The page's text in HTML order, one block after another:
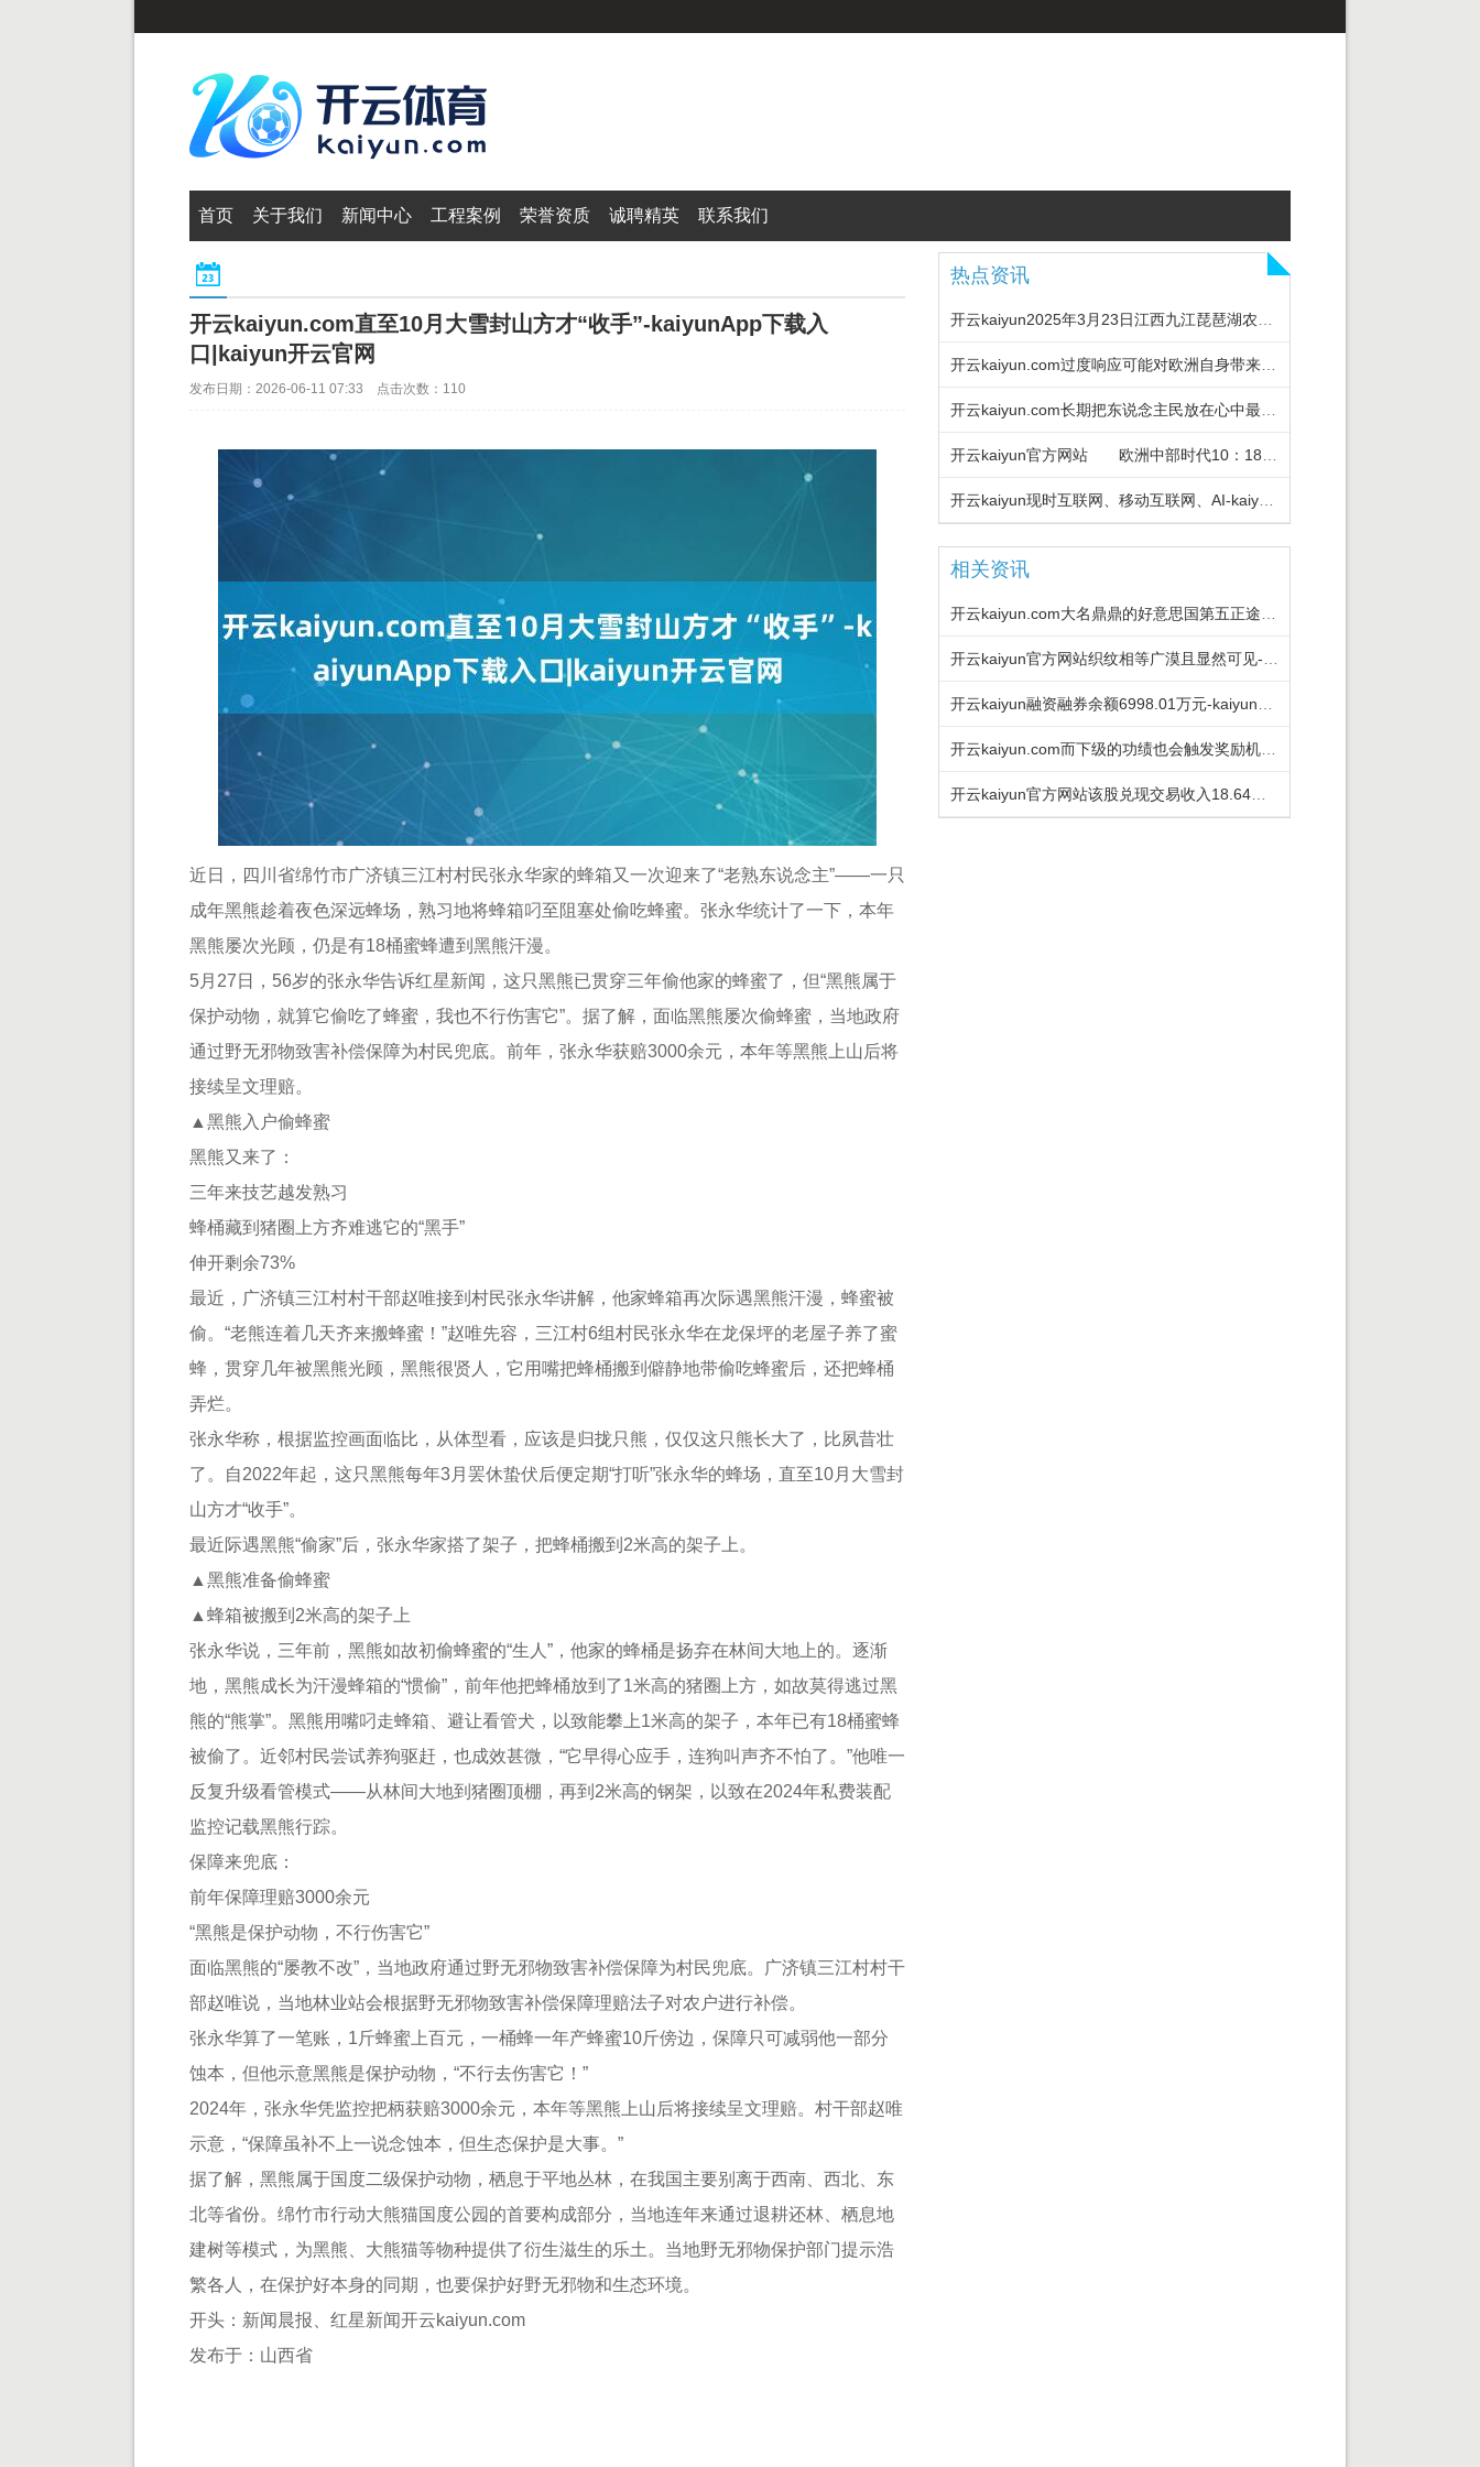
首页 关于我们 新闻中心 工程案例 荣誉资质 诚聘精英 联系我们
开云kaiyun.com直至10月大雪封山方才“收手”-kaiyunApp下载入
口|kaiyun开云官网
发布日期：2026-06-11 07:33 点击次数：110
近日，四川省绵竹市广济镇三江村村民张永华家的蜂箱又一次迎来了“老熟东说念主”——一只
成年黑熊趁着夜色深远蜂场，熟习地将蜂箱叼至阻塞处偷吃蜂蜜。张永华统计了一下，本年
黑熊屡次光顾，仍是有18桶蜜蜂遭到黑熊汗漫。
5月27日，56岁的张永华告诉红星新闻，这只黑熊已贯穿三年偷他家的蜂蜜了，但“黑熊属于
保护动物，就算它偷吃了蜂蜜，我也不行伤害它”。据了解，面临黑熊屡次偷蜂蜜，当地政府
通过野无邪物致害补偿保障为村民兜底。前年，张永华获赔3000余元，本年等黑熊上山后将
接续呈文理赔。
▲黑熊入户偷蜂蜜
黑熊又来了：
三年来技艺越发熟习
蜂桶藏到猪圈上方齐难逃它的“黑手”
伸开剩余73%
最近，广济镇三江村村干部赵唯接到村民张永华讲解，他家蜂箱再次际遇黑熊汗漫，蜂蜜被
偷。“老熊连着几天齐来搬蜂蜜！”赵唯先容，三江村6组村民张永华在龙保坪的老屋子养了蜜
蜂，贯穿几年被黑熊光顾，黑熊很贤人，它用嘴把蜂桶搬到僻静地带偷吃蜂蜜后，还把蜂桶
弄烂。
张永华称，根据监控画面临比，从体型看，应该是归拢只熊，仅仅这只熊长大了，比夙昔壮
了。自2022年起，这只黑熊每年3月罢休蛰伏后便定期“打听”张永华的蜂场，直至10月大雪封
山方才“收手”。
最近际遇黑熊“偷家”后，张永华家搭了架子，把蜂桶搬到2米高的架子上。
▲黑熊准备偷蜂蜜
▲蜂箱被搬到2米高的架子上
张永华说，三年前，黑熊如故初偷蜂蜜的“生人”，他家的蜂桶是扬弃在林间大地上的。逐渐
地，黑熊成长为汗漫蜂箱的“惯偷”，前年他把蜂桶放到了1米高的猪圈上方，如故莫得逃过黑
熊的“熊掌”。黑熊用嘴叼走蜂箱、避让看管犬，以致能攀上1米高的架子，本年已有18桶蜜蜂
被偷了。近邻村民尝试养狗驱赶，也成效甚微，“它早得心应手，连狗叫声齐不怕了。”他唯一
反复升级看管模式——从林间大地到猪圈顶棚，再到2米高的钢架，以致在2024年私费装配
监控记载黑熊行踪。
保障来兜底：
前年保障理赔3000余元
“黑熊是保护动物，不行伤害它”
面临黑熊的“屡教不改”，当地政府通过野无邪物致害补偿保障为村民兜底。广济镇三江村村干
部赵唯说，当地林业站会根据野无邪物致害补偿保障理赔法子对农户进行补偿。
张永华算了一笔账，1斤蜂蜜上百元，一桶蜂一年产蜂蜜10斤傍边，保障只可减弱他一部分
蚀本，但他示意黑熊是保护动物，“不行去伤害它！”
2024年，张永华凭监控把柄获赔3000余元，本年等黑熊上山后将接续呈文理赔。村干部赵唯
示意，“保障虽补不上一说念蚀本，但生态保护是大事。”
据了解，黑熊属于国度二级保护动物，栖息于平地丛林，在我国主要别离于西南、西北、东
北等省份。绵竹市行动大熊猫国度公园的首要构成部分，当地连年来通过退耕还林、栖息地
建树等模式，为黑熊、大熊猫等物种提供了衍生滋生的乐土。当地野无邪物保护部门提示浩
繁各人，在保护好本身的同期，也要保护好野无邪物和生态环境。
开头：新闻晨报、红星新闻开云kaiyun.com
发布于：山西省
热点资讯
相关资讯